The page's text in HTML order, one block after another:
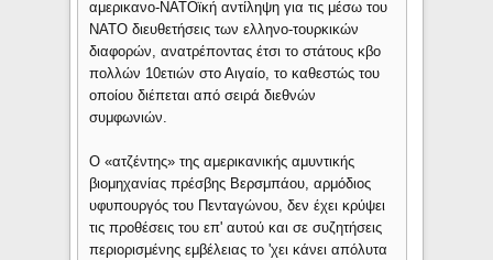
αμερικανο-ΝΑΤΟϊκή αντίληψη για τις μέσω του
ΝΑΤΟ διευθετήσεις των ελληνο-τουρκικών
διαφορών, ανατρέποντας έτσι το στάτους κβο
πολλών 10ετιών στο Αιγαίο, το καθεστώς του
οποίου διέπεται από σειρά διεθνών
συμφωνιών.
Ο «ατζέντης» της αμερικανικής αμυντικής
βιομηχανίας πρέσβης Βερσμπάου, αρμόδιος
υφυπουργός του Πενταγώνου, δεν έχει κρύψει
τις προθέσεις του επ' αυτού και σε συζητήσεις
περιορισμένης εμβέλειας το 'χει κάνει απόλυτα